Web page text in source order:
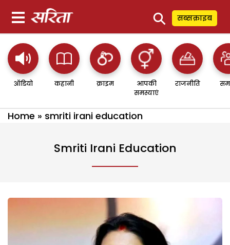
⚲ सब्सक्राइब
ऑडियो कहानी क्राइम
आपकी
समस्याएं
राजनीति
Home » smriti irani education
Smriti Irani Education